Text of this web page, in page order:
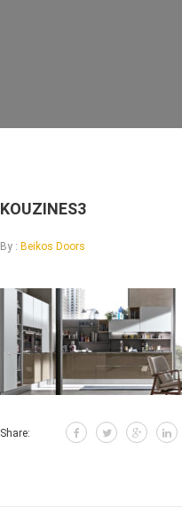
KOUZINES3
By : Beikos Doors
Share: